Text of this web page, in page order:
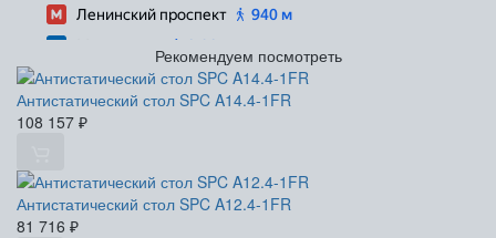
Рекомендуем посмотреть
Антистатический стол SPC A14.4-1FR
108 157 ₽
Антистатический стол SPC A12.4-1FR
81 716 ₽